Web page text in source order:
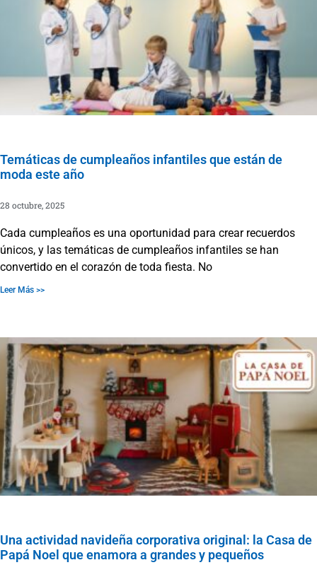
Temáticas de cumpleaños infantiles que están de
moda este año
28 octubre, 2025
Cada cumpleaños es una oportunidad para crear recuerdos
únicos, y las temáticas de cumpleaños infantiles se han
convertido en el corazón de toda fiesta. No
Leer Más >>
Una actividad navideña corporativa original: la Casa de
Papá Noel que enamora a grandes y pequeños